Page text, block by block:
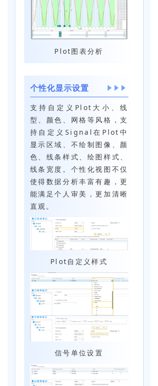
Plot图表分析
个性化显示设置
支持自定义Plot大小、线
型、颜色、网格等风格，支
持自定义Signal在Plot中
显示区域、不绘制图像、颜
色、线条样式、绘图样式、
线条宽度。个性化视图不仅
使得数据分析丰富有趣，更
能满足个人审美，更加清晰
直观。
Plot自定义样式
信号单位设置